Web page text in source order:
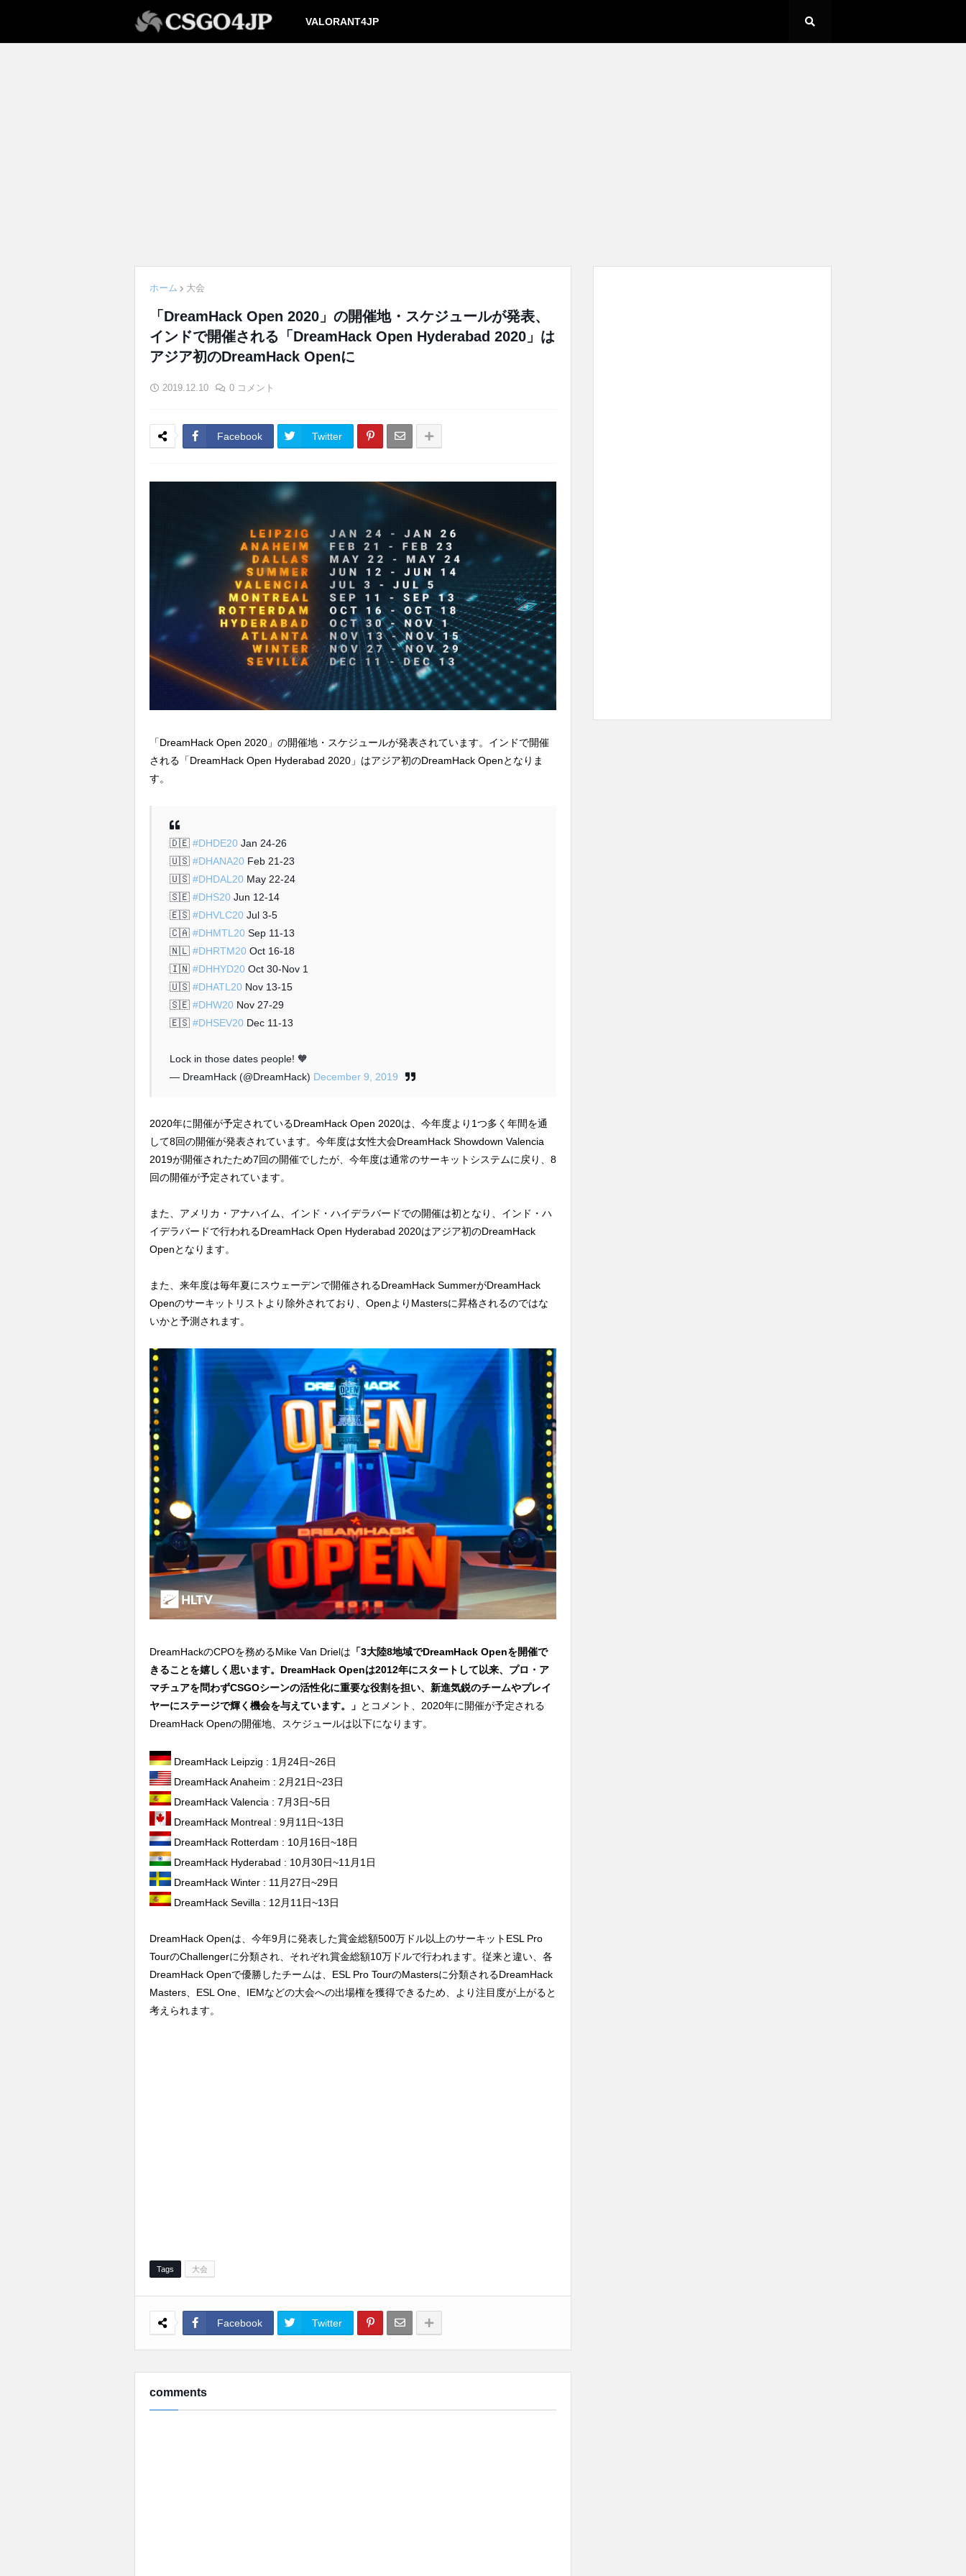
VALORANT4JP
ホーム 大会
「DreamHack Open 2020」の開催地・スケジュールが発表、
インドで開催される「DreamHack Open Hyderabad 2020」は
アジア初のDreamHack Openに
2019.12.10 0 コメント
Facebook Twitter
「DreamHack Open 2020」の開催地・スケジュールが発表されています。インドで開催
される「DreamHack Open Hyderabad 2020」はアジア初のDreamHack Openとなりま
す。
🇩🇪 #DHDE20 Jan 24-26
🇺🇸 #DHANA20 Feb 21-23
🇺🇸 #DHDAL20 May 22-24
🇸🇪 #DHS20 Jun 12-14
🇪🇸 #DHVLC20 Jul 3-5
🇨🇦 #DHMTL20 Sep 11-13
🇳🇱 #DHRTM20 Oct 16-18
🇮🇳 #DHHYD20 Oct 30-Nov 1
🇺🇸 #DHATL20 Nov 13-15
🇸🇪 #DHW20 Nov 27-29
🇪🇸 #DHSEV20 Dec 11-13
Lock in those dates people! 🧡
— DreamHack (@DreamHack) December 9, 2019
2020年に開催が予定されているDreamHack Open 2020は、今年度より1つ多く年間を通
して8回の開催が発表されています。今年度は女性大会DreamHack Showdown Valencia
2019が開催されたため7回の開催でしたが、今年度は通常のサーキットシステムに戻り、8
回の開催が予定されています。
また、アメリカ・アナハイム、インド・ハイデラバードでの開催は初となり、インド・ハ
イデラバードで行われるDreamHack Open Hyderabad 2020はアジア初のDreamHack
Openとなります。
また、来年度は毎年夏にスウェーデンで開催されるDreamHack SummerがDreamHack
Openのサーキットリストより除外されており、OpenよりMastersに昇格されるのではな
いかと予測されます。
DreamHackのCPOを務めるMike Van Drielは 「3大陸8地域でDreamHack Openを開催で
きることを嬉しく思います。DreamHack Openは2012年にスタートして以来、プロ・ア
マチュアを問わずCSGOシーンの活性化に重要な役割を担い、新進気鋭のチームやプレイ
ヤーにステージで輝く機会を与えています。」 とコメント、2020年に開催が予定される
DreamHack Openの開催地、スケジュールは以下になります。
DreamHack Leipzig : 1月24日~26日
DreamHack Anaheim : 2月21日~23日
DreamHack Valencia : 7月3日~5日
DreamHack Montreal : 9月11日~13日
DreamHack Rotterdam : 10月16日~18日
DreamHack Hyderabad : 10月30日~11月1日
DreamHack Winter : 11月27日~29日
DreamHack Sevilla : 12月11日~13日
DreamHack Openは、今年9月に発表した賞金総額500万ドル以上のサーキットESL Pro
TourのChallengerに分類され、それぞれ賞金総額10万ドルで行われます。従来と違い、各
DreamHack Openで優勝したチームは、ESL Pro TourのMastersに分類されるDreamHack
Masters、ESL One、IEMなどの大会への出場権を獲得できるため、より注目度が上がると
考えられます。
Tags 大会
Facebook Twitter
comments